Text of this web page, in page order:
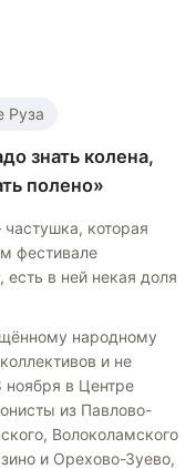
Руза
знать колена,
полено»
которая
фестивале
в ней некая доля
народному
и не
ноября в Центре
из Павлово-
Волоколамского
и Орехово-Зуево,